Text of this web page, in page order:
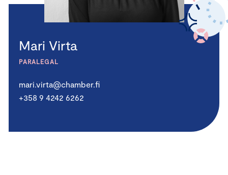
Mari Virta
PARALEGAL
mari.virta@chamber.fi
+358 9 4242 6262